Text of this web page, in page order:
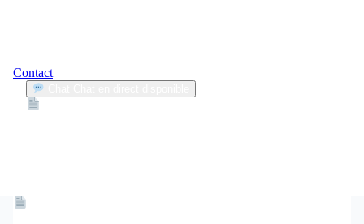
Contact